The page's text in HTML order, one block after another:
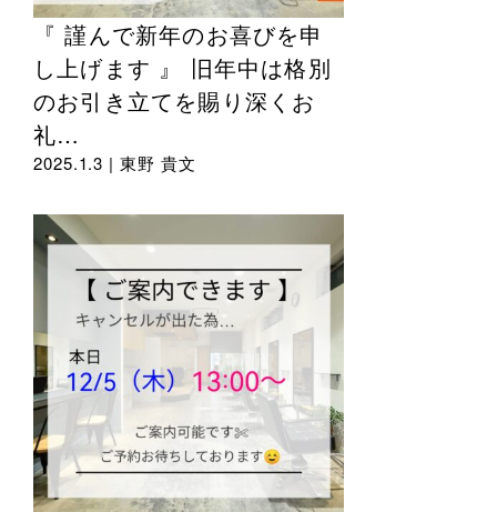
『 謹んで新年のお喜びを申
し上げます 』 旧年中は格別
のお引き立てを賜り深くお
礼…
2025.1.3 | 東野 貴文